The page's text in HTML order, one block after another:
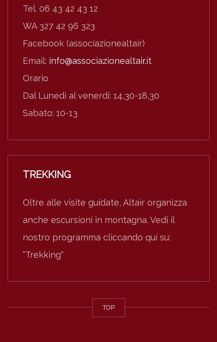
Tel. 06 43 42 43 12
WA 327 42 96 323
Facebook (associazionealtair)
Email: info@associazionealtair.it
Orario
Dal Lunedì al venerdì: 14,30-18,30
Sabato: 10-13
TREKKING
Oltre alle visite guidate, Altair organizza
anche escursioni in montagna. Vedi il
nostro programma cliccando qui su:
"Trekking"
TOP